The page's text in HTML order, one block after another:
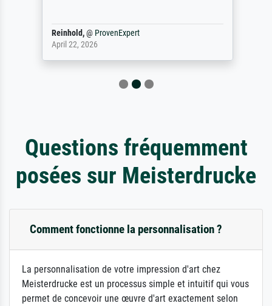
Reinhold,@ ProvenExpert
April 22, 2026
Questions fréquemment
posées sur Meisterdrucke
Comment fonctionne la personnalisation ?
La personnalisation de votre impression d'art chez
Meisterdrucke est un processus simple et intuitif qui vous
permet de concevoir une œuvre d'art exactement selon